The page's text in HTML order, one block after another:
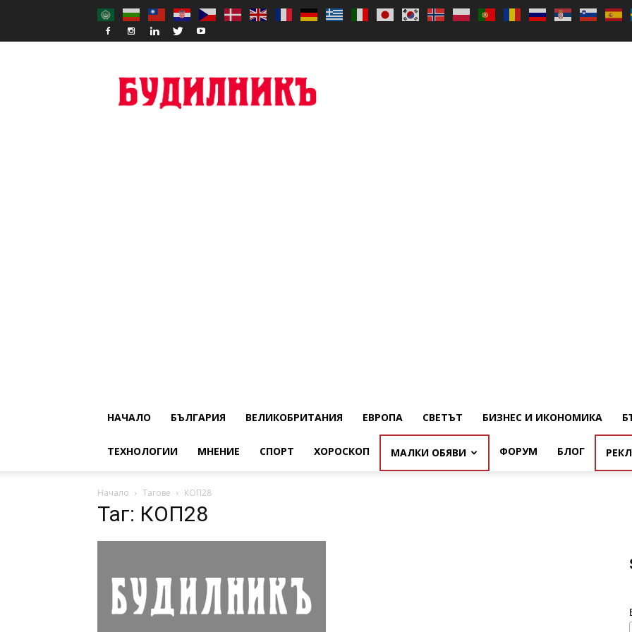
НАЧАЛО БЪЛГАРИЯ ВЕЛИКОБРИТАНИЯ ЕВРОПА СВЕТЪТ БИЗНЕС И ИКОНОМИКА
ТЕХНОЛОГИИ МНЕНИЕ СПОРТ ХОРОСКОП МАЛКИ ОБЯВИ ФОРУМ БЛОГ
Начало Тагове КОП28
Таг: КОП28